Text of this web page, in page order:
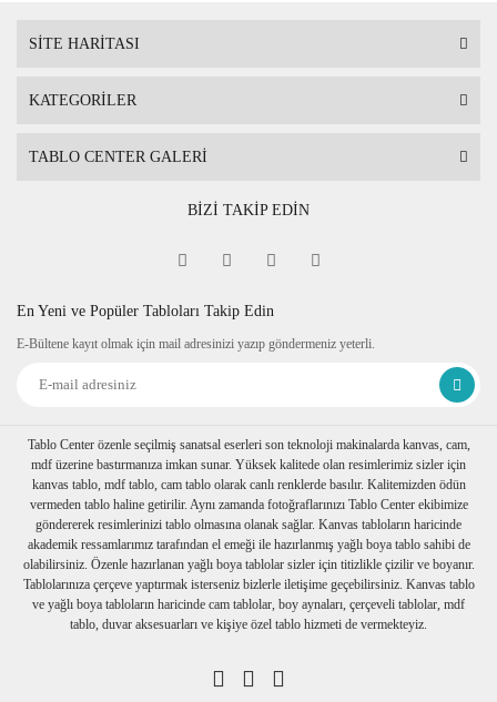
SİTE HARİTASI
KATEGORİLER
TABLO CENTER GALERİ
BİZİ TAKİP EDİN
En Yeni ve Popüler Tabloları Takip Edin
E-Bültene kayıt olmak için mail adresinizi yazıp göndermeniz yeterli.
Tablo Center özenle seçilmiş sanatsal eserleri son teknoloji makinalarda kanvas, cam,
mdf üzerine bastırmanıza imkan sunar. Yüksek kalitede olan resimlerimiz sizler için
kanvas tablo, mdf tablo, cam tablo olarak canlı renklerde basılır. Kalitemizden ödün
vermeden tablo haline getirilir. Aynı zamanda fotoğraflarınızı Tablo Center ekibimize
göndererek resimlerinizi tablo olmasına olanak sağlar. Kanvas tabloların haricinde
akademik ressamlarımız tarafından el emeği ile hazırlanmış yağlı boya tablo sahibi de
olabilirsiniz. Özenle hazırlanan yağlı boya tablolar sizler için titizlikle çizilir ve boyanır.
Tablolarınıza çerçeve yaptırmak isterseniz bizlerle iletişime geçebilirsiniz. Kanvas tablo
ve yağlı boya tabloların haricinde cam tablolar, boy aynaları, çerçeveli tablolar, mdf
tablo, duvar aksesuarları ve kişiye özel tablo hizmeti de vermekteyiz.